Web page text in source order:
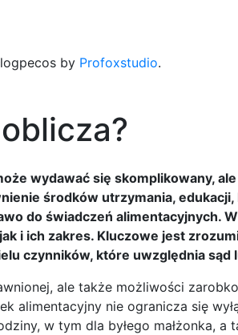
by Profoxstudio.
wydawać się skomplikowany,
środków utrzymania,
do świadczeń alimentacyjnych.
i ich zakres. Kluczowe jest
czynników, które uwzględnia
ale także możliwości
alimentacyjny nie ogranicza się
w tym dla byłego małżonka,